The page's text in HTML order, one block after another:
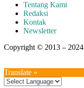
Tentang Kami
Redaksi
Kontak
Newsletter
Copyright © 2013 – 2024
Translate »